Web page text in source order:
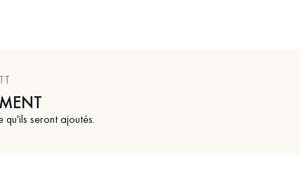
conseillers sont disponibles au
09-8899140
qu'ils seront ajoutés.